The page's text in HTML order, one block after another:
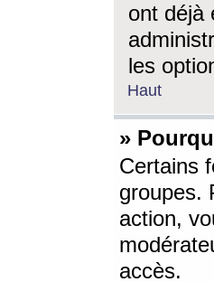
ont déjà
les
Haut
»
Certains
groupes.
action,
accès.